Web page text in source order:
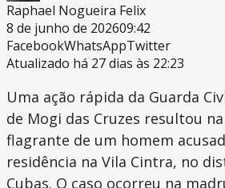
Raphael Nogueira Felix
8 de junho de 202609:42
FacebookWhatsAppTwitter
Atualizado há 27 dias às 22:23
Uma ação rápida da Guarda
de Mogi das Cruzes resultou
flagrante de um homem
residência na Vila Cintra, no
Cubas. O caso ocorreu na